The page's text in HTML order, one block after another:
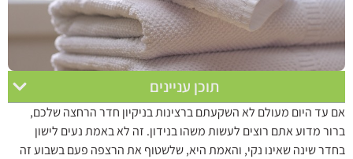
תוכן עניינים
אם עד היום מעולם לא השקעתם ברצינות בניקיון חדר הרחצה שלכם,
ברור מדוע אתם רוצים לעשות משהו בנידון. זה לא באמת נעים לישון
בחדר שינה שאינו נקי, והאמת היא, שלשטוף את הרצפה פעם בשבוע זה